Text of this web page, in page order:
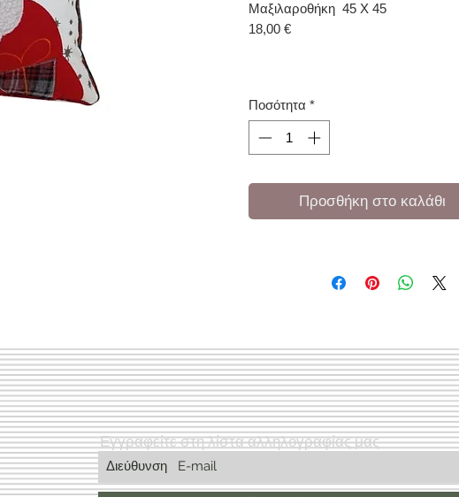
Μαξιλαροθήκη 45 Χ 45
18,00 €
Ποσότητα *
Προσθήκη στο καλάθι
Εγγραφείτε στη λίστα αλληλογραφίας μας